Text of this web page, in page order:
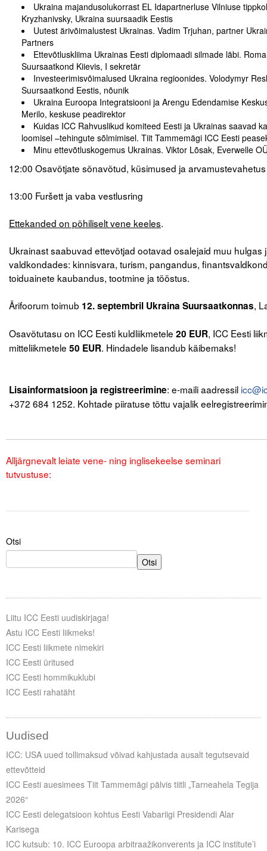
Kontakt
Liitu meililistiga
Oskusteave
Incoterms® 2020
Abimaterjalid
Projektid
Ukraina majandusolukorrast EL Idapartnerluse Vilniuse
Kryzhanivsky, Ukraina suursaadik Eestis
Uutest ärivõimalustest Ukrainas. Vadim Trjuhan, partner
Partners
Ettevõtluskliima Ukrainas Eesti diplomaadi silmade läbi.
Suursaatkond Kiievis, I sekretär
Investeerimisvõimalused Ukraina regioonides. Volodymyr
Suursaatkond Eestis, nõunik
Ukraina Euroopa Integratsiooni ja Arengu Edendamise
Merilo, keskuse peadirektor
Kuidas ICC Rahvuslikud komiteed Eesti ja Ukrainas saavad
loomisel –tehingute sõlmimisel. Tiit Tammemägi ICC Eesti
Minu ettevõtluskogemus Ukrainas. Viktor Lõsak, Everwelle
12:00 Osavõtjate sõnavõtud, küsimused ja arvamustevahetus
13:00 Furšett ja vaba vestlusring
Ettekanded on põhiliselt vene keeles.
Ukrainast saabuvad ettevõtjad ootavad osalejaid muu hulgas
valdkondades: kinnisvara, turism, pangandus,
toiduainete kaubandus, tootmine ja tööstus.
Ärifoorum toimub 12.septembril Ukraina Suursaatkonnas,
Osavõtutasu on ICC Eesti kuldliikmetele 20 EUR, ICC Eesti
mitteliikmetele 50 EUR. Hindadele lisandub käibemaks!
Lisainformatsioon ja registreerimine: e-maili aadressil
+372 684 1252. Kohtade piiratuse tõttu vajalik
Alljärgnevalt leiate vene- ning inglisekeelse seminari
tutvustuse:
Otsi
Otsi
Liitu ICC Eesti uudiskirjaga!
Astu ICC Eesti liikmeks!
ICC Eesti liikmete nimekiri
ICC Eesti üritused
ICC Eesti hommikuklubi
ICC Eesti rahatäht
Uudised
ICC: USA uued tollimaksud võivad kahjustada ausalt tegutsevaid
ettevõtteid
ICC Eesti auesimees Tiit Tammemägi pälvis tiitli „Tarneahela Tegija
2026“
ICC Eesti delegatsioon kohtus Eesti Vabariigi Presidendi Alar
Karisega
ICC kutsub: 10. ICC Euroopa arbitraažikonverents ja ICC institute’i